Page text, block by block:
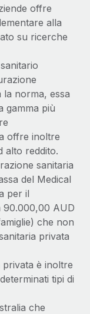
offre
alla
su ricerche
la norma, essa
gamma più
offre inoltre
alto reddito.
sanitaria
del Medical
per il
90.000,00 AUD
che non
privata
privata è inoltre
tipi di
che